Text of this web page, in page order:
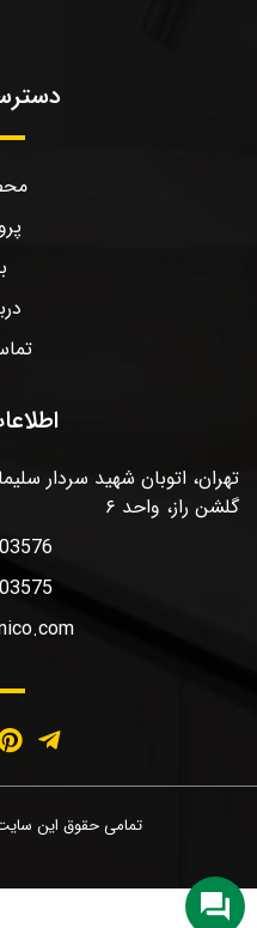
تهران، اتوبان شهید سردار
گلشن راز، واحد ۶
تمامی حقوق این سایت